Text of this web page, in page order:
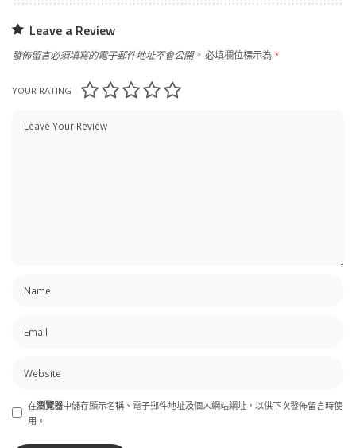
Leave a Review
發佈留言必須填寫的電子郵件地址不會公開。 必填欄位標示為*
YOUR RATING
在瀏覽器中儲存顯示名稱、電子郵件地址及個人網站網址，以供下次發佈留言時使
用。